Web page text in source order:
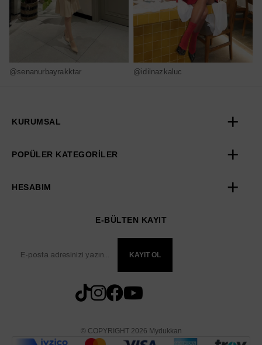
@senanurbayrakktar @idilnazkaluc
KURUMSAL
POPÜLER KATEGORİLER
HESABIM
E-BÜLTEN KAYIT
KAYIT OL
© COPYRIGHT 2026 Mydukkan